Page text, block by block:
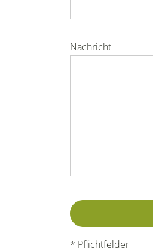
Nachricht
* Pflichtfelder